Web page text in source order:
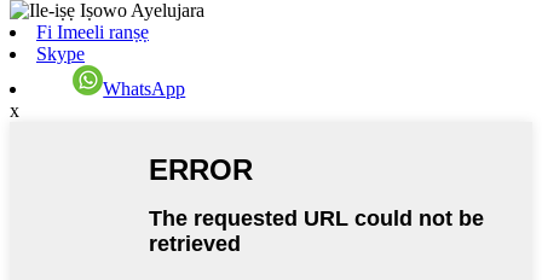
Fi Imeeli ranṣẹ
Skype
WhatsApp
x